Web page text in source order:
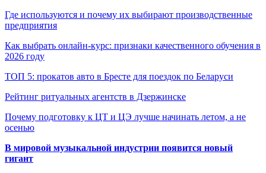
Где используются и почему их выбирают производственные
предприятия
Как выбрать онлайн-курс: признаки качественного обучения в
2026 году
ТОП 5: прокатов авто в Бресте для поездок по Беларуси
Рейтинг ритуальных агентств в Дзержинске
Почему подготовку к ЦТ и ЦЭ лучше начинать летом, а не
осенью
В мировой музыкальной индустрии появится новый
гигант